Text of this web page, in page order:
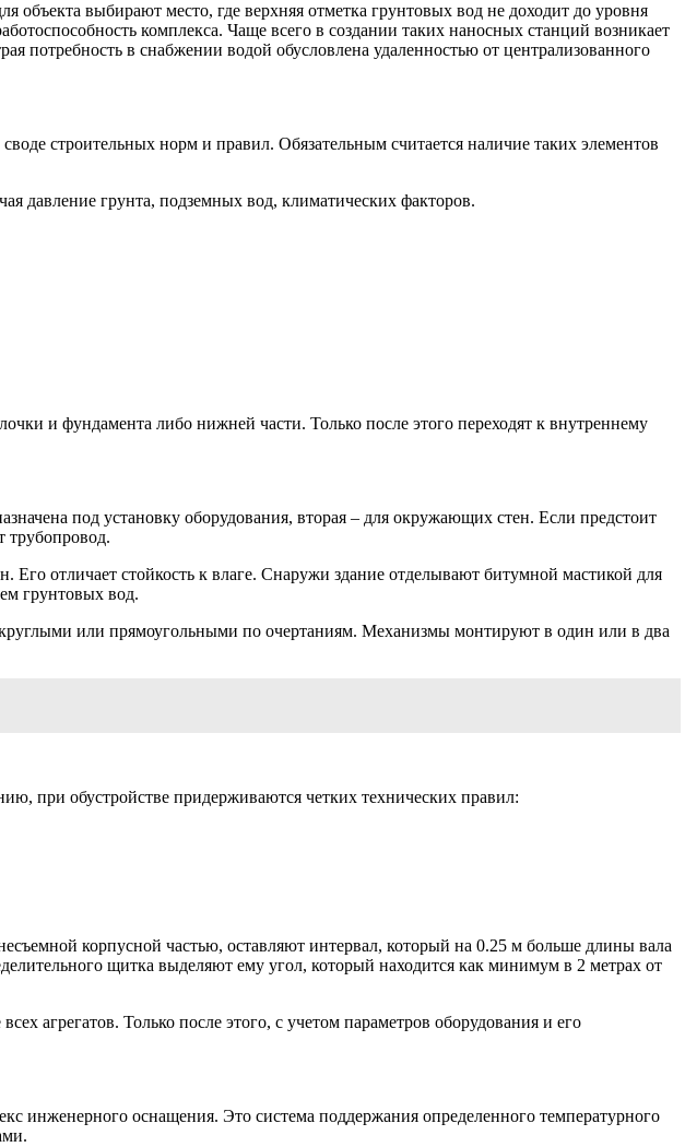
объекта выбирают место, где верхняя отметка грунтовых вод не доходит до уровня
комплекса. Чаще всего в создании таких наносных станций возникает
потребность в снабжении водой обусловлена удаленностью от централизованного
строительных норм и правил. Обязательным считается наличие таких элементов
давление грунта, подземных вод, климатических факторов.
и фундамента либо нижней части. Только после этого переходят к внутреннему
под установку оборудования, вторая – для окружающих стен. Если предстоит
трубопровод.
Его отличает стойкость к влаге. Снаружи здание отделывают битумной мастикой для
грунтовых вод.
или прямоугольными по очертаниям. Механизмы монтируют в один или в два
при обустройстве придерживаются четких технических правил:
корпусной частью, оставляют интервал, который на 0.25 м больше длины вала
щитка выделяют ему угол, который находится как минимум в 2 метрах от
агрегатов. Только после этого, с учетом параметров оборудования и его
инженерного оснащения. Это система поддержания определенного температурного